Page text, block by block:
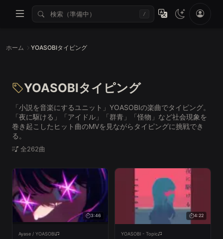
/
ホーム YOASOBIタイピング
YOASOBIタイピング
「小説を音楽にするユニット」YOASOBIの楽曲でタイピング。
「夜に駆ける」「アイドル」「群青」「怪物」など社会現象を
巻き起こしたヒット曲のMVを見ながらタイピングに挑戦でき
る。
全262曲
3:46
Ayase / YOASOBI
4:22
YOASOBI - Topic